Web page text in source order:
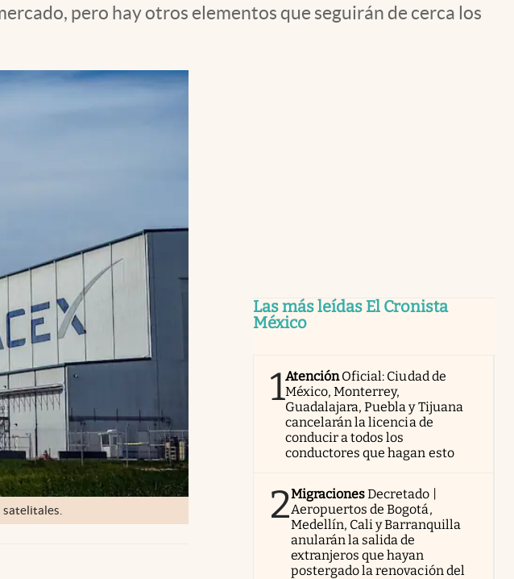
pero hay otros elementos que seguirán de cerca los
satelitales.
Las más leídas El Cronista
México
1AtenciónOficial: Ciudad de
México, Monterrey,
Guadalajara, Puebla y Tijuana
cancelarán la licencia de
conducir a todos los
conductores que hagan esto
2MigracionesDecretado |
Aeropuertos de Bogotá,
Medellín, Cali y Barranquilla
anularán la salida de
extranjeros que hayan
postergado la renovación del